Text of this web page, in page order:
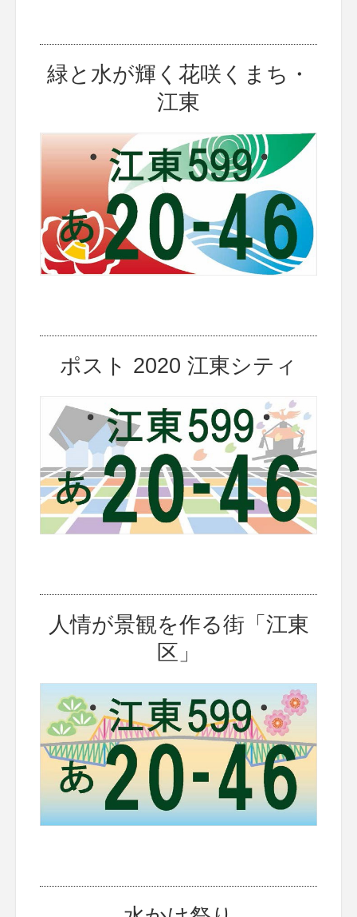
緑と水が輝く花咲くまち・
江東
ポスト 2020 江東シティ
人情が景観を作る街「江東
区」